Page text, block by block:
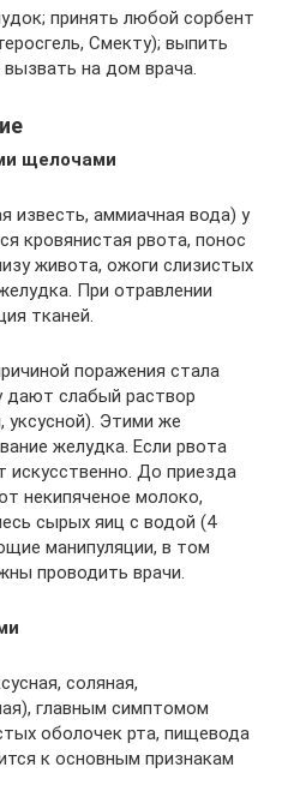
принять любой сорбент
Смекту); выпить
на дом врача.
щелочами
известь, аммиачная вода) у
кровянистая рвота, понос
живота, ожоги слизистых
При отравлении
тканей.
поражения стала
слабый раствор
уксусной). Этими же
желудка. Если рвота
искусственно. До приезда
некипяченое молоко,
сырых яиц с водой (4
манипуляции, в том
проводить врачи.
соляная,
главным симптомом
оболочек рта, пищевода
к основным признакам